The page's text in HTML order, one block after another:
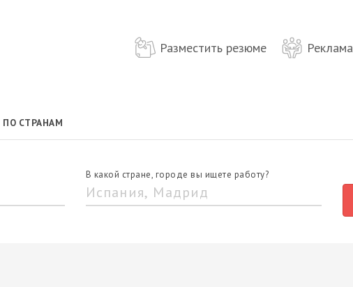
Разместить резюме Реклама
ПО СТРАНАМ
В какой стране, городе вы ищете работу?